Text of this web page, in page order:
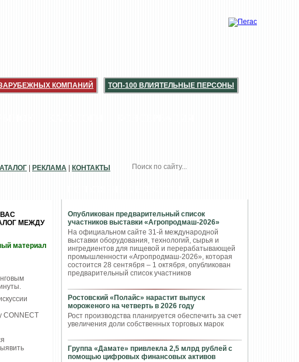
КОМПАНИЙ ТОП-100 ВЛИЯТЕЛЬНЫЕ ПЕРСОНЫ
Опубликован предварительный список
участников выставки «Агропродмаш-2026»
На официальном сайте 31-й международной
выставки оборудования, технологий, сырья и
ингредиентов для пищевой и перерабатывающей
промышленности «Агропродмаш-2026», которая
состоится 28 сентября – 1 октября, опубликован
предварительный список участников
Ростовский «Полайс» нарастит выпуск
мороженого на четверть в 2026 году
Рост производства планируется обеспечить за счет
увеличения доли собственных торговых марок
Группа «Дамате» привлекла 2,5 млрд рублей с
помощью цифровых финансовых активов
РЕКЛАМА КОНТАКТЫ
ВАС
МЕЖДУ
материал
CONNECT